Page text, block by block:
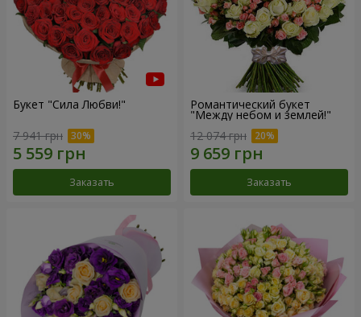
Букет "Сила Любви!"
7 941 грн
Заказать
Романтический букет
"Между небом и землей!"
12 074 грн
Заказать